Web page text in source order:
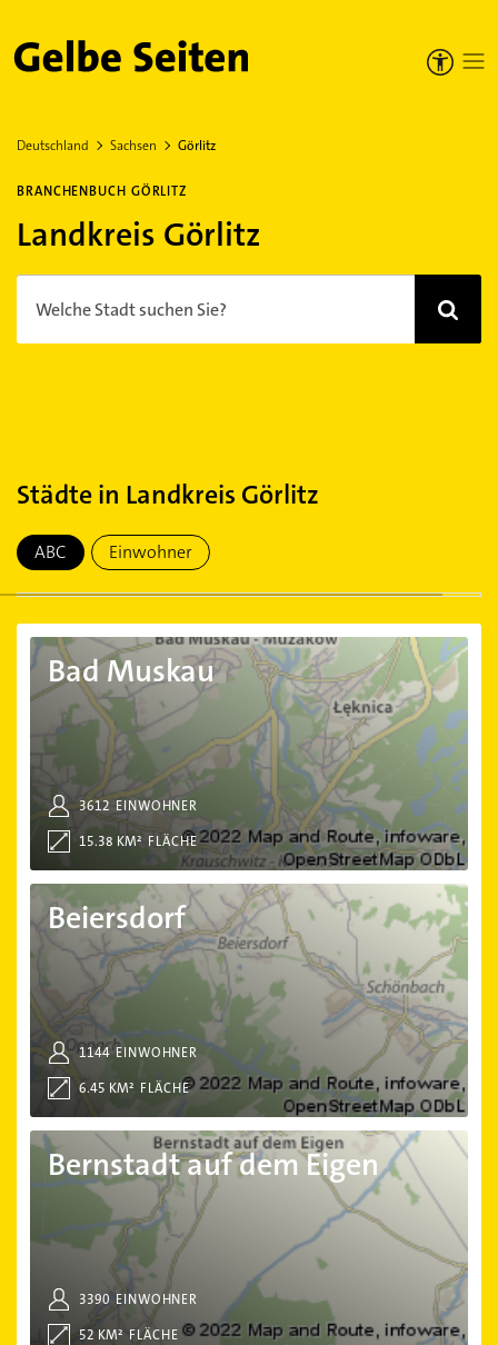
Gelbe Seiten
Deutschland Sachsen Görlitz
BRANCHENBUCH GÖRLITZ
Landkreis Görlitz
Welche Stadt suchen Sie?
Städte in Landkreis Görlitz
ABC Einwohner
Bad Muskau
EINWOHNER
3612
FLÄCHE
15.38 KM²
Bad Muskau
Beiersdorf
EINWOHNER
1144
FLÄCHE
6.45 KM²
Beiersdorf
Bernstadt auf dem Eigen
EINWOHNER
3390
FLÄCHE
52 KM²
Bernstadt auf dem Eigen